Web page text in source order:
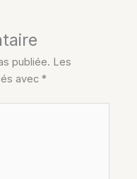
publiée. Les
avec*